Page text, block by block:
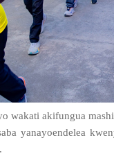
wakati akifungua
yanayoendelea